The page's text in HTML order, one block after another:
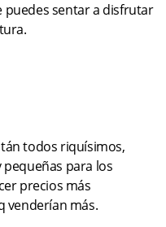
puedes sentar a disfrutar
todos riquísimos,
para los
precios más
venderían más.